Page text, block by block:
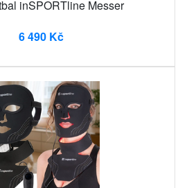
inSPORTline Messer
6 490 Kč